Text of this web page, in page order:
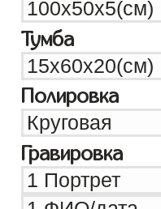
Тумба
Полировка
Гравировка